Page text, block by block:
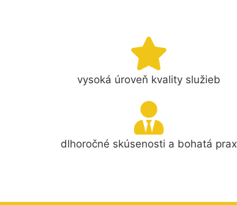
vysoká úroveň kvality služieb
dlhoročné skúsenosti a bohatá prax